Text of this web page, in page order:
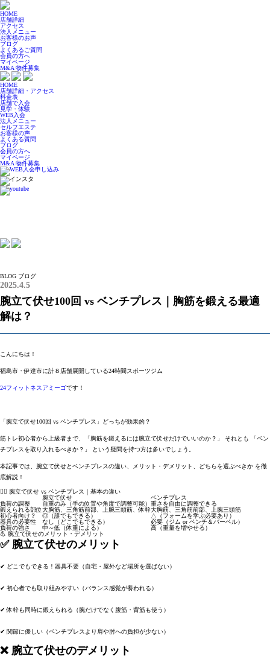
HOME
店舗詳細
アクセス
法人メニュー
お客様のお声
ブログ
よくあるご質問
会員の方へ
マイページ
M&A 物件募集
HOME
店舗詳細・アクセス
料金表
店舗で入会
見学・体験
WEB入会
法人メニュー
セルフエステ
お客様の声
よくある質問
ブログ
会員の方へ
マイページ
M&A 物件募集
BLOG ブログ
2025.4.5
腕立て伏せ100回 vs ベンチプレス｜胸筋を鍛える最適
解は？
こんにちは！
福島市・伊達市に計８店舗展開している24時間スポーツジム
24フィットネスアミーゴです！
「腕立て伏せ100回 vs ベンチプレス」どっちが効果的？
筋トレ初心者から上級者まで、 「胸筋を鍛えるには腕立て伏せだけでいいのか？」 それとも
「ベン
チプレスを取り入れるべきか？」
という疑問を持つ方は多いでしょう。
本記事では、 腕立て伏せとベンチプレスの違い、メリット・デメリット、どちらを選ぶべきか を徹
底解説！
🏋️‍♂️ 腕立て伏せ vs ベンチプレス｜基本の違い
腕立て伏せ
ベンチプレス
負荷の調整
自重のみ（手の位置や角度で調整可能） 重さを自由に調整できる
鍛えられる部位大胸筋、三角筋前部、上腕三頭筋、体幹大胸筋、三角筋前部、上腕三頭筋
初心者向け？
◎（誰でもできる）
△（フォームを学ぶ必要あり）
器具の必要性
なし（どこでもできる）
必要（ジム or ベンチ＆バーベル）
負荷の強さ
中～低（体重による）
高（重量を増やせる）
💪 腕立て伏せのメリット・デメリット
✅ 腕立て伏せのメリット
✔ どこでもできる！器具不要 （自宅・屋外など場所を選ばない）
✔ 初心者でも取り組みやすい （バランス感覚が養われる）
✔体幹も同時に鍛えられる （腕だけでなく腹筋・背筋も使う）
✔ 関節に優しい （ベンチプレスより肩や肘への負担が少ない）
❌ 腕立て伏せのデメリット